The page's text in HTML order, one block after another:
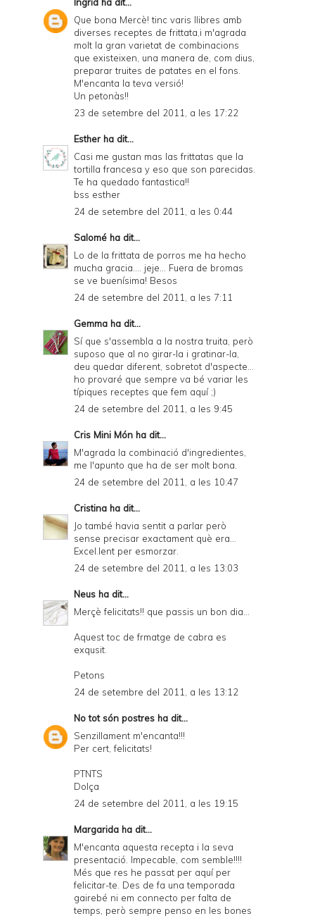
Ingrid ha dit...
Que bona Mercè! tinc varis llibres amb
diverses receptes de frittata,i m'agrada
molt la gran varietat de combinacions
que existeixen, una manera de, com dius,
preparar truites de patates en el fons.
M'encanta la teva versió!
Un petonàs!!
23 de setembre del 2011, a les 17:22
Esther ha dit...
Casi me gustan mas las frittatas que la
tortilla francesa y eso que son parecidas.
Te ha quedado fantastica!!
bss esther
24 de setembre del 2011, a les 0:44
Salomé ha dit...
Lo de la frittata de porros me ha hecho
mucha gracia.... jeje... Fuera de bromas
se ve buenísima! Besos
24 de setembre del 2011, a les 7:11
Gemma ha dit...
Sí que s'assembla a la nostra truita, però
suposo que al no girar-la i gratinar-la,
deu quedar diferent, sobretot d'aspecte...
ho provaré que sempre va bé variar les
típiques receptes que fem aquí ;)
24 de setembre del 2011, a les 9:45
Cris Mini Món ha dit...
M'agrada la combinació d'ingredientes,
me l'apunto que ha de ser molt bona.
24 de setembre del 2011, a les 10:47
Cristina ha dit...
Jo també havia sentit a parlar però
sense precisar exactament què era...
Excel.lent per esmorzar.
24 de setembre del 2011, a les 13:03
Neus ha dit...
Merçè felicitats!! que passis un bon dia...
Aquest toc de frmatge de cabra es
exqusit.
Petons
24 de setembre del 2011, a les 13:12
No tot són postres ha dit...
Senzillament m'encanta!!!
Per cert, felicitats!
PTNTS
Dolça
24 de setembre del 2011, a les 19:15
Margarida ha dit...
M'encanta aquesta recepta i la seva
presentació. Impecable, com semble!!!!
Més que res he passat per aquí per
felicitar-te. Des de fa una temporada
gairebé ni em connecto per falta de
temps, però sempre penso en les bones